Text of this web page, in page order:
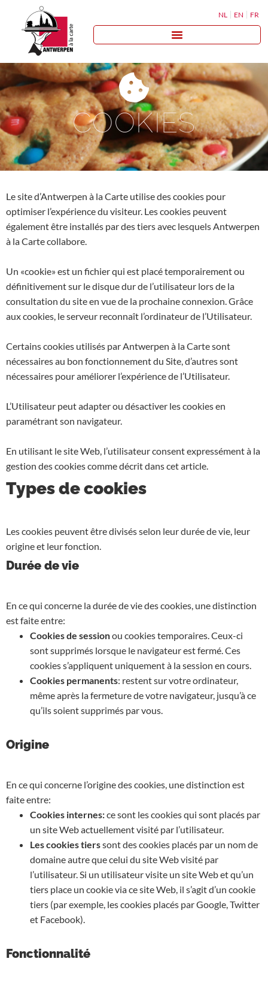
NL EN FR
COOKIES
Le site d’Antwerpen à la Carte utilise des cookies pour
optimiser l’expérience du visiteur. Les cookies peuvent
également être installés par des tiers avec lesquels Antwerpen
à la Carte collabore.
Un «cookie» est un fichier qui est placé temporairement ou
définitivement sur le disque dur de l’utilisateur lors de la
consultation du site en vue de la prochaine connexion. Grâce
aux cookies, le serveur reconnaît l’ordinateur de l’Utilisateur.
Certains cookies utilisés par Antwerpen à la Carte sont
nécessaires au bon fonctionnement du Site, d’autres sont
nécessaires pour améliorer l’expérience de l’Utilisateur.
L’Utilisateur peut adapter ou désactiver les cookies en
paramétrant son navigateur.
En utilisant le site Web, l’utilisateur consent expressément à la
gestion des cookies comme décrit dans cet article.
Types de cookies
Les cookies peuvent être divisés selon leur durée de vie, leur
origine et leur fonction.
Durée de vie
En ce qui concerne la durée de vie des cookies, une distinction
est faite entre:
Cookies de sessionou cookies temporaires. Ceux-ci
sont supprimés lorsque le navigateur est fermé. Ces
cookies s’appliquent uniquement à la session en cours.
Cookies permanents: restent sur votre ordinateur,
même après la fermeture de votre navigateur, jusqu’à ce
qu’ils soient supprimés par vous.
Origine
En ce qui concerne l’origine des cookies, une distinction est
faite entre:
Cookies internes:ce sont les cookies qui sont placés par
un site Web actuellement visité par l’utilisateur.
Les cookies tierssont des cookies placés par un nom de
domaine autre que celui du site Web visité par
l’utilisateur. Si un utilisateur visite un site Web et qu’un
tiers place un cookie via ce site Web, il s’agit d’un cookie
tiers (par exemple, les cookies placés par Google, Twitter
et Facebook).
Fonctionnalité